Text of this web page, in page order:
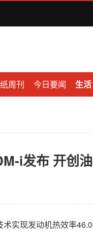
周刊 今日要闻 生活
i发布 开创
实现发动机热效率